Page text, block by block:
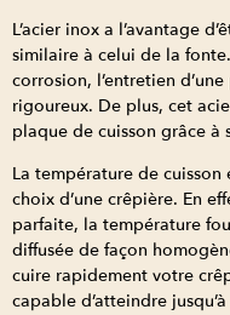
L’acier inox a l’avantage
similaire à celui de la
corrosion, l’entretien
rigoureux. De plus, cet
plaque de cuisson grâce à
La température de
choix d’une crêpière. En
parfaite, la température
diffusée de façon
cuire rapidement votre
capable d’atteindre jusqu’à